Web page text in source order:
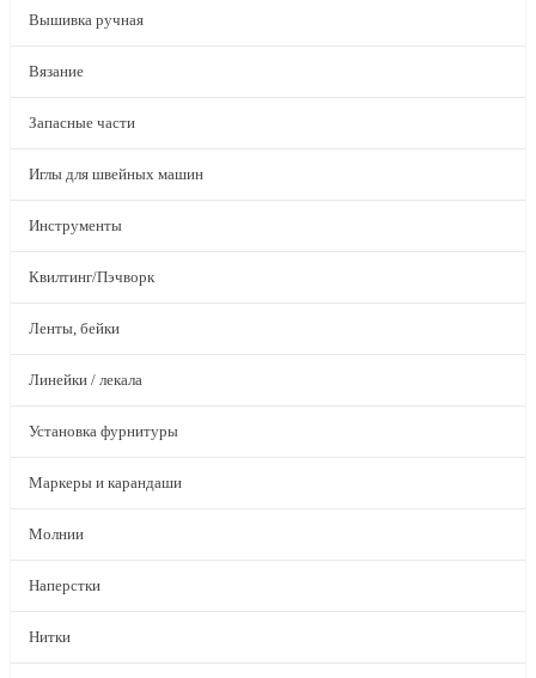
Вышивка ручная
Вязание
Запасные части
Иглы для швейных машин
Инструменты
Квилтинг/Пэчворк
Ленты, бейки
Линейки / лекала
Установка фурнитуры
Маркеры и карандаши
Молнии
Наперстки
Нитки